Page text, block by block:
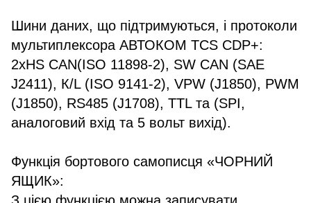
Шини даних, що підтримуються, і протоколи
мультиплексора АВТОКОМ TCS CDP+:
2xHS CAN(ISO 11898-2), SW CAN (SAE
J2411), К/L (ISO 9141-2), VPW (J1850), PWM
(J1850), RS485 (J1708), TTL та (SPI,
аналоговий вхід та 5 вольт вихід).
Функція бортового самописця «ЧОРНИЙ
ЯЩИК»:
З цією функцією можна записувати